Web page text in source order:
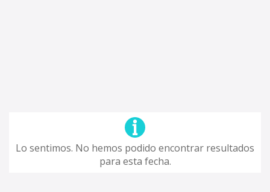
Lo sentimos. No hemos podido encontrar resultados
para esta fecha.